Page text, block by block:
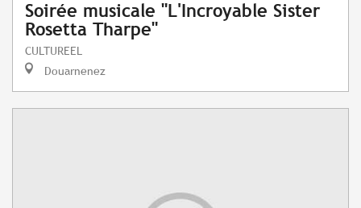
Soirée musicale "L'Incroyable Sister
Rosetta Tharpe"
CULTUREEL
Douarnenez